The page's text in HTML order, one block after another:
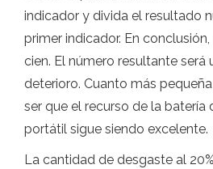
indicador y divida el resultado
primer indicador. En
cien. El número resultante será
deterioro. Cuanto más
ser que el recurso de la
portátil sigue siendo excelente.
La cantidad de desgaste al